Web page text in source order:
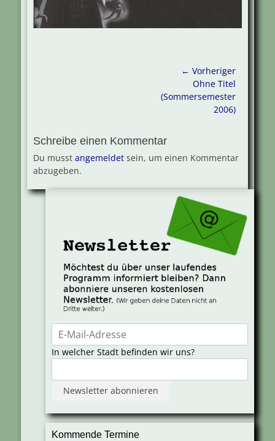
← Vorheriger
Beitrag:
Ohne Titel
(Sommersemester
2006)
Schreibe einen Kommentar
Du musst angemeldet sein, um einen Kommentar
abzugeben.
In welcher Stadt befinden wir uns?
Kommende Termine